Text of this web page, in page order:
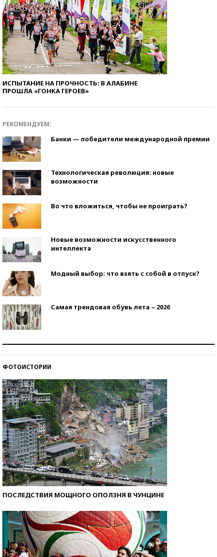
ИСПЫТАНИЕ НА ПРОЧНОСТЬ: В АЛАБИНЕ
ПРОШЛА «ГОНКА ГЕРОЕВ»
РЕКОМЕНДУЕМ:
Банки — победители международной премии
Технологическая революция: новые
возможности
Во что вложиться, чтобы не проиграть?
Новые возможности искусственного
интеллекта
Модный выбор: что взять с собой в отпуск?
Самая трендовая обувь лета – 2026
ФОТОИСТОРИИ
ПОСЛЕДСТВИЯ МОЩНОГО ОПОЛЗНЯ В ЧУНЦИНЕ